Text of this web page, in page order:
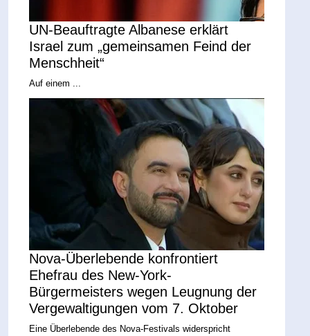
UN-Beauftragte Albanese erklärt
Israel zum „gemeinsamen Feind der
Menschheit“
Auf einem ...
Nova-Überlebende konfrontiert
Ehefrau des New-York-
Bürgermeisters wegen Leugnung der
Vergewaltigungen vom 7. Oktober
Eine Überlebende des Nova-Festivals widerspricht